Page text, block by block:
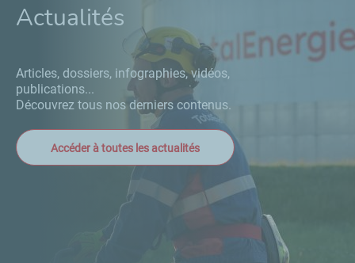
Actualités
Articles, dossiers, infographies, vidéos,
publications...
Découvrez tous nos derniers contenus.
Accéder à toutes les actualités